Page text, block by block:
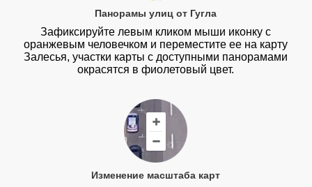
Панорамы улиц от Гугла
Зафиксируйте левым кликом мыши иконку с
оранжевым человечком и переместите ее на карту
Залесья, участки карты с доступными панорамами
окрасятся в фиолетовый цвет.
Изменение масштаба карт